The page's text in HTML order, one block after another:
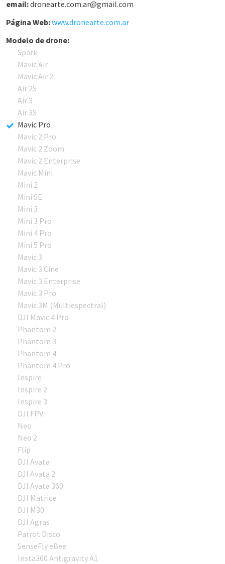
email:dronearte.com.ar@gmail.com
Página Web:www.dronearte.com.ar
Modelo de drone:
Spark
Mavic Air
Mavic Air 2
Air 2S
Air 3
Air 3S
Mavic Pro
Mavic 2 Pro
Mavic 2 Zoom
Mavic 2 Enterprise
Mavic Mini
Mini 2
Mini SE
Mini 3
Mini 3 Pro
Mini 4 Pro
Mini 5 Pro
Mavic 3
Mavic 3 Cine
Mavic 3 Enterprise
Mavic 3 Pro
Mavic 3M (Multiespectral)
DJI Mavic 4 Pro
Phantom 2
Phantom 3
Phantom 4
Phantom 4 Pro
Inspire
Inspire 2
Inspire 3
DJI FPV
Neo
Neo 2
Flip
DJI Avata
DJI Avata 2
DJI Avata 360
DJI Matrice
DJI M30
DJI Agras
Parrot Disco
SenseFly eBee
Insta360 Antigravity A1